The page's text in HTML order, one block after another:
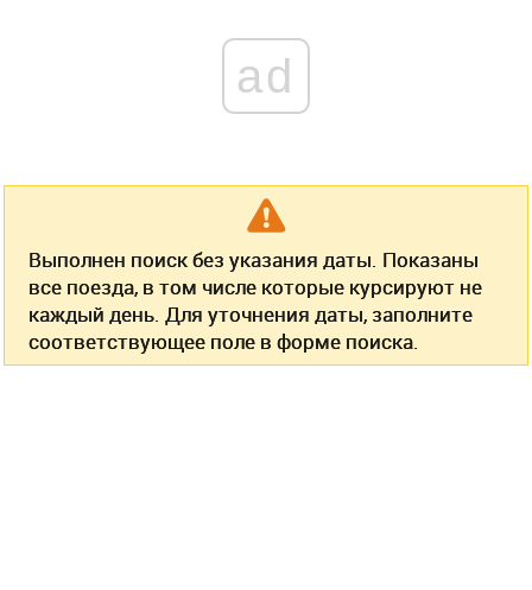
ad
Выполнен поиск без указания даты. Показаны
все поезда, в том числе которые курсируют не
каждый день. Для уточнения даты, заполните
соответствующее поле в форме поиска.